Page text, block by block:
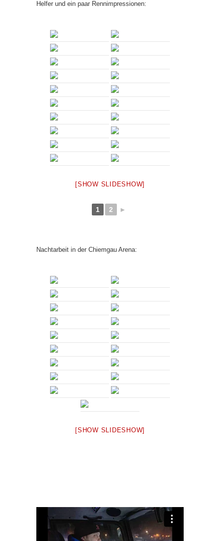
Helfer und ein paar Rennimpressionen:
[SHOW SLIDESHOW]
1 2 ►
Nachtarbeit in der Chiemgau Arena:
[SHOW SLIDESHOW]